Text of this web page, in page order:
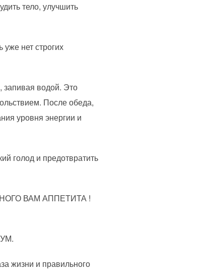
тело, улучшить
нет строгих
водой. Это
После обеда,
уровня энергии и
голод и предотвратить
ВАМ АППЕТИТА !
жизни и правильного